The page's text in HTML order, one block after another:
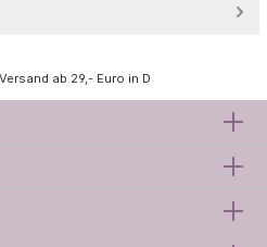
ab 29,- Euro in D